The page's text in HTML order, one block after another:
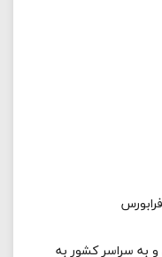
و به سراسر کشور به